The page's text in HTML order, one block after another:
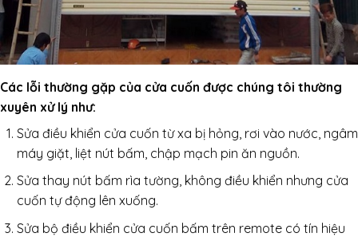
Các lỗi thường gặp của cửa cuốn được chúng tôi thường
xuyên xử lý như:
Sửa điều khiển cửa cuốn từ xa bị hỏng, rơi vào nước, ngâm
máy giặt, liệt nút bấm, chập mạch pin ăn nguồn.
Sửa thay nút bấm rìa tường, không điều khiển nhưng cửa
cuốn tự động lên xuống.
Sửa bộ điều khiển cửa cuốn bấm trên remote có tín hiệu